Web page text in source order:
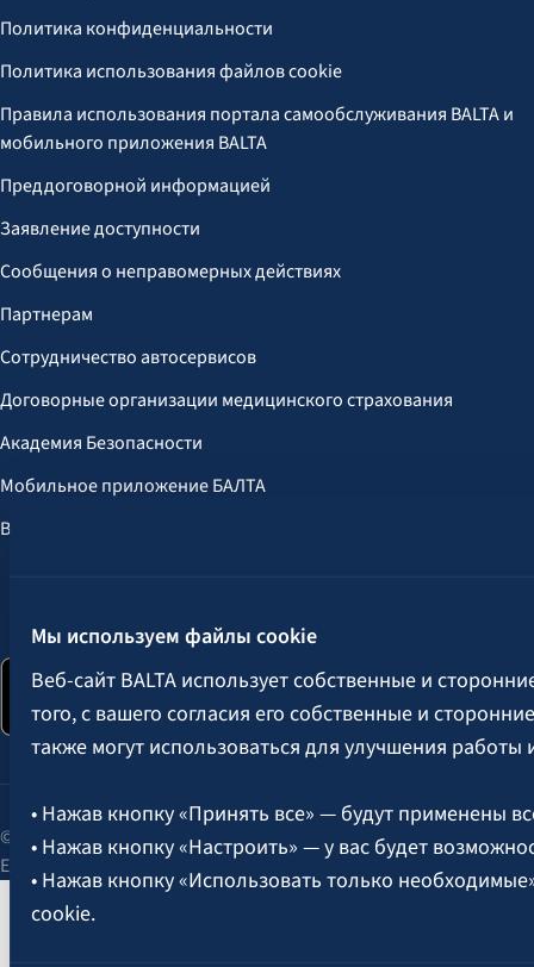
Мы используем файлы cookie
Веб-сайт BALTA использует собственные и
того, с вашего согласия его собственные и
также могут использоваться для улучшения работы
• Нажав кнопку «Принять все» — будут применены
• Нажав кнопку «Настроить» — у вас будет
• Нажав кнопку «Использовать только
cookie.
Политика конфиденциальности
Политика использования файлов cookie
Правила использования портала самообслуживания BALTA и
мобильного приложения BALTA
Преддоговорной информацией
Заявление доступности
Сообщения о неправомерных действиях
Партнерам
Сотрудничество автосервисов
Договорные организации медицинского страхования
Академия Безопасности
Мобильное приложение БАЛТА
Выгоды для клиентов
© 2026 AAS BALTA | улица Сканстес 25, Рига, LV-1013, Латвия.
Единый рег. № 40003049409.